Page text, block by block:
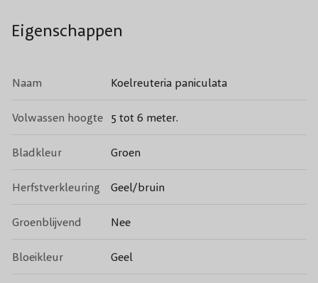
Eigenschappen
Naam Koelreuteria paniculata
Volwassen hoogte 5 tot 6 meter.
Bladkleur Groen
Herfstverkleuring Geel/bruin
Groenblijvend Nee
Bloeikleur Geel